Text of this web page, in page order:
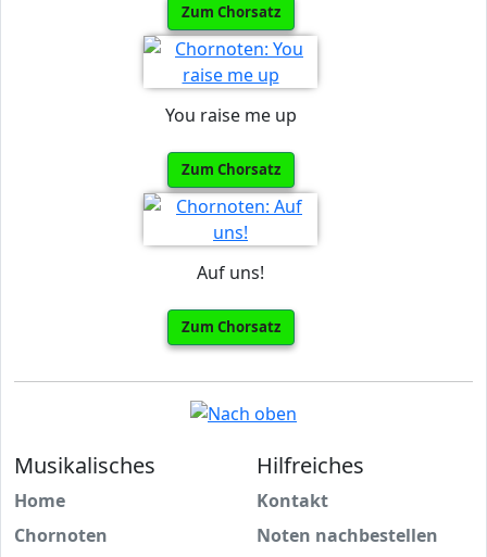
Zum Chorsatz
You raise me up
Zum Chorsatz
Auf uns!
Zum Chorsatz
Musikalisches
Home
Chornoten
Hilfreiches
Kontakt
Noten nachbestellen